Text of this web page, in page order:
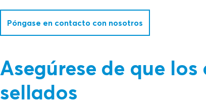
Póngase en contacto con nosotros
Asegúrese de que
sellados